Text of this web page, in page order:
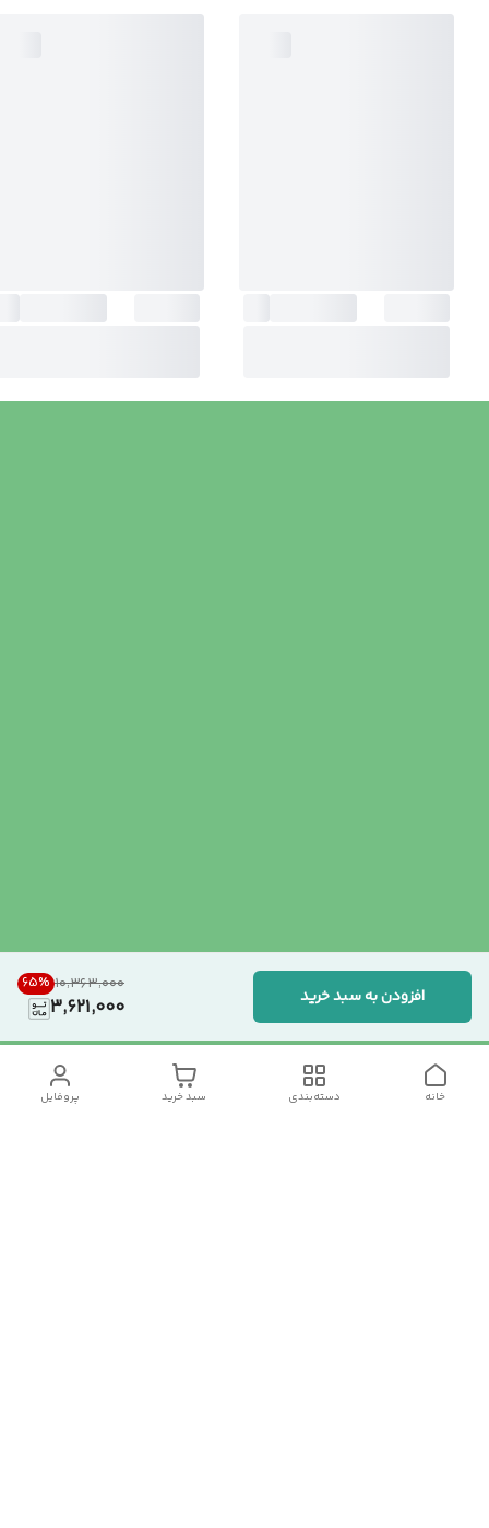
۱۰٬۳۶۳٬۰۰۰ 65%
3,621,000 افزودن به سبد خرید
پروفایل سبد خرید دسته‌بندی خانه